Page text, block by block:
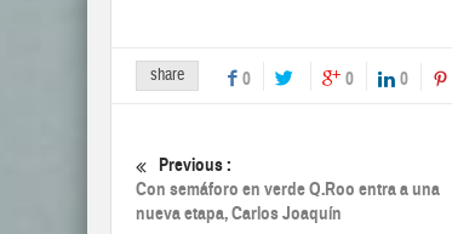
share 0 0 0
Previous :
Con semáforo en verde Q.Roo entra a una
nueva etapa, Carlos Joaquín